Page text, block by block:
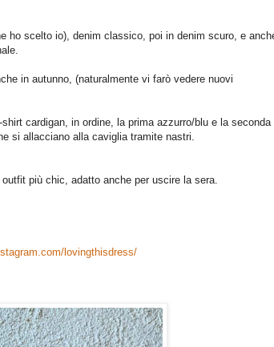
ho scelto io), denim classico, poi in denim scuro, e
in autunno, (naturalmente vi farò vedere nuovi
cardigan, in ordine, la prima azzurro/blu e la seconda
si allacciano alla caviglia tramite nastri.
più chic, adatto anche per uscire la sera.
lovingthisdress/